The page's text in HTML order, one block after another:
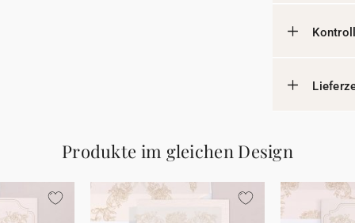
Produkte im gleichen Design